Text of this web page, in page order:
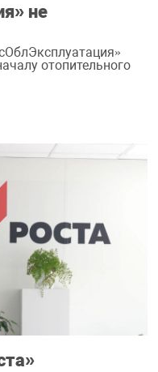
не
отопительного